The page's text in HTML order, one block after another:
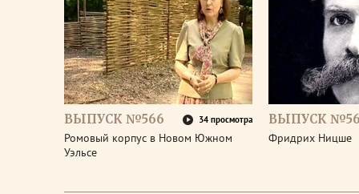
ВЫПУСК №566 34 просмотра
Ромовый корпус в Новом Южном
Уэльсе
ВЫПУСК
Фридрих Ницше